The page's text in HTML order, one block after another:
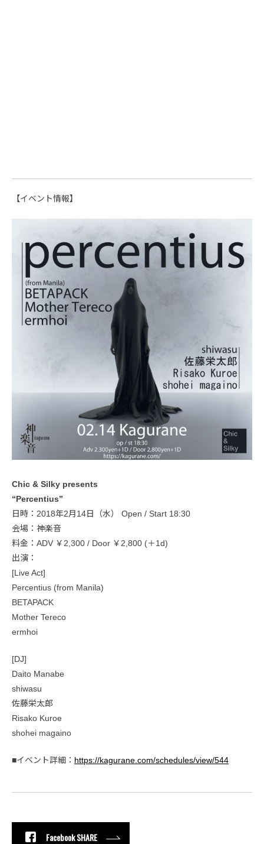
【イベント情報】
Chic & Silky presents
“Percentius”
日時：2018年2月14日（水） Open / Start 18:30
会場：神楽音
料金：ADV ￥2,300 / Door ￥2,800 (＋1d)
出演：
[Live Act]
Percentius (from Manila)
BETAPACK
Mother Tereco
ermhoi
[DJ]
Daito Manabe
shiwasu
佐藤栄太郎
Risako Kuroe
shohei magaino
■イベント詳細： https://kagurane.com/schedules/view/544
Facebook SHARE